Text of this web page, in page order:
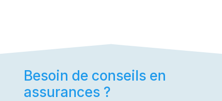
Besoin de conseils en
assurances ?